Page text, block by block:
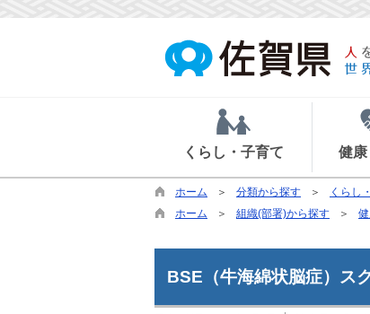
くらし・子育て 健
ホーム 分類から探す くらし
ホーム
組織(部署)から探す
BSE（牛海綿状脳症）ス